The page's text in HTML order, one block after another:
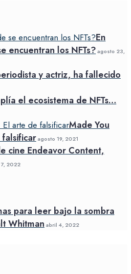
En
encuentran los NFTs?agosto 23,
y actriz, ha fallecido
el ecosistema de NFTs…
Made You
agosto 19, 2021
cine Endeavor Content,
7, 2022
para leer bajo la sombra
Whitman abril 4, 2022